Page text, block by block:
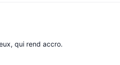
qui rend accro.